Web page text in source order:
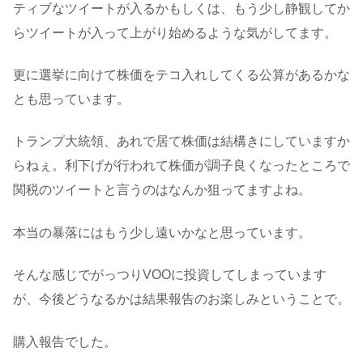
ティブなツイートが入るかもしくは、もう少し静観してか
らツイートが入って上がり始めるような気がしてます。
更に選挙に向けて株価をテコ入れしてくる公算があるかな
とも思っています。
トランプ大統領、あれで居て株価は結構きにしていますか
らねぇ。利下げが行われて株価が調子良くなったところで
関税のツイートと言うのはなんか狙ってますよね。
本当の暴落にはもう少し遠いかなと思っています。
そんな感じでがっつりVOOに投資してしまっています
が、今後どうなるかは結果報告のお楽しみということで。
購入報告でした。